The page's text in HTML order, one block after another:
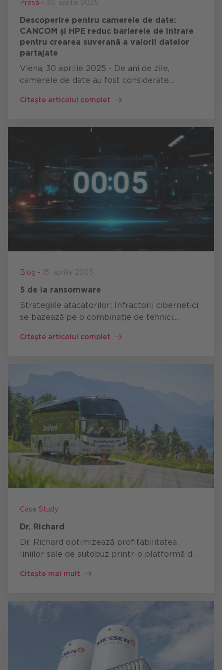
Presă - 30. aprilie 2025
Descoperire pentru camerele de date:
CANCOM și HPE reduc barierele de intrare
pentru crearea suverană a valorii datelor
partajate
Viena, 30 aprilie 2025 - De ani de zile,
camerele de date au fost considerate
europene suverane a datelor - însă
Citește articolul complet
Blog - 15. aprilie 2025
5 de la ransomware
Strategiile atacatorilor: Infractorii cibernetici
se bazează pe o combinație de tehnici
Principalele strategii includ Mail bombing: o
Citește articolul complet
Case Study
Dr. Richard
Dr. Richard optimizează profitabilitatea
liniilor sale de autobuz printr-o platformă de
înlocuiește rapoartele manuale Excel, separă
Citește mai mult